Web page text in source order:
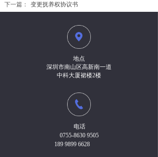
下一篇：
变更抚养权协议书
地点
深圳市南山区高新南一道
中科大厦裙楼2楼
电话
0755-8630 9505
189 9899 6628